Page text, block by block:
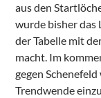
aus den
wurde bisher das
der Tabelle mit
macht. Im
gegen
Trendwende